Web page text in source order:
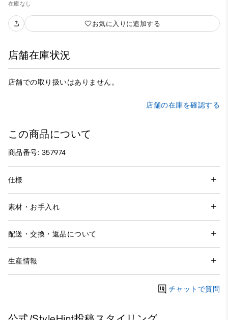
在庫なし
お気に入りに追加する
店舗在庫状況
店舗での取り扱いはありません。
店舗の在庫を確認する
この商品について
商品番号: 357974
仕様
素材・お手入れ
配送・交換・返品について
生産情報
チャットで質問